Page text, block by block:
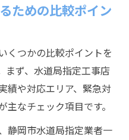
ための比較ポイン
くつかの比較ポイントを
まず、水道局指定工事店
績や対応エリア、緊急対
なチェック項目です。
静岡市水道局指定業者一